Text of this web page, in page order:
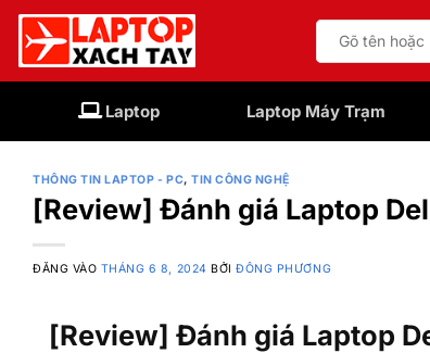
Bỏ
qua
nội
dung
Tìm
kiếm:
Laptop Laptop Máy Trạm
THÔNG TIN LAPTOP - PC,TIN CÔNG NGHỆ
[Review] Đánh giá Laptop
ĐĂNG VÀO THÁNG 6 8, 2024 BỞIĐÔNG PHƯƠNG
[Review] Đánh giá Laptop